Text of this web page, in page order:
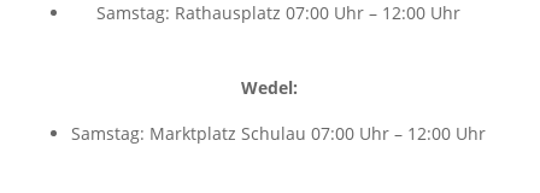
Samstag: Rathausplatz 07:00 Uhr – 12:00 Uhr
Wedel:
Samstag: Marktplatz Schulau 07:00 Uhr – 12:00 Uhr